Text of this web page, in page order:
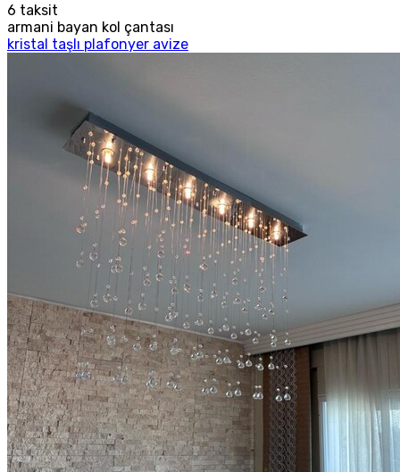
6 taksit
armani bayan kol çantası
kristal taşlı plafonyer avize